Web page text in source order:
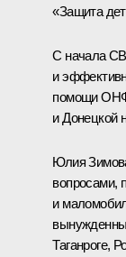
«Защита
С начала
и
помощи ОНФ
и Донецкой
Юлия
вопросами,
и
Таганроге,